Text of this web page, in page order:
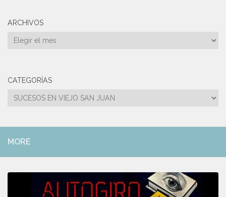
ARCHIVOS
Archivos
CATEGORÍAS
Categorías
MORE